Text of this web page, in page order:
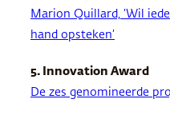
Marion Quillard, ‘Wil
hand opsteken’
5. Innovation Award
De zes genomineerde